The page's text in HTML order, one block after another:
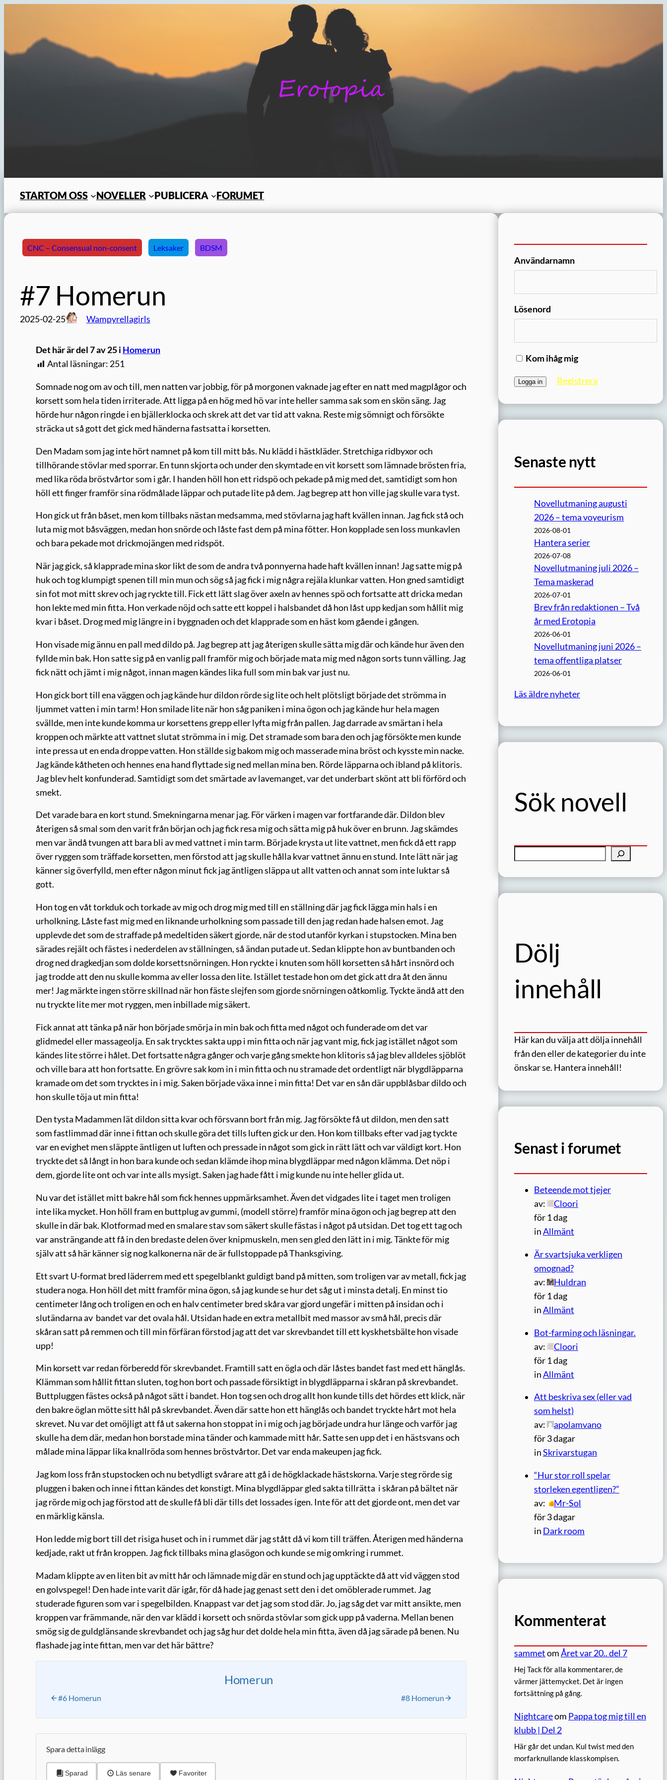
STARTOM OSS NOVELLER PUBLICERA FORUMET
CNC – Consensual non-consent Leksaker BDSM
#7 Homerun
2025-02-25 Wampyrellagirls
Det här är del 7 av 25 i Homerun
Antal läsningar: 251
Somnade nog om av och till, men natten var jobbig, för på morgonen vaknade jag efter en natt med magplågor och
korsett som hela tiden irriterade. Att ligga på en hög med hö var inte heller samma sak som en skön säng. Jag
hörde hur någon ringde i en bjällerklocka och skrek att det var tid att vakna. Reste mig sömnigt och försökte
sträcka ut så gott det gick med händerna fastsatta i korsetten.
Den Madam som jag inte hört namnet på kom till mitt bås. Nu klädd i hästkläder. Stretchiga ridbyxor och
tillhörande stövlar med sporrar. En tunn skjorta och under den skymtade en vit korsett som lämnade brösten fria,
med lika röda bröstvårtor som i går. I handen höll hon ett ridspö och pekade på mig med det, samtidigt som hon
höll ett finger framför sina rödmålade läppar och putade lite på dem. Jag begrep att hon ville jag skulle vara tyst.
Hon gick ut från båset, men kom tillbaks nästan medsamma, med stövlarna jag haft kvällen innan. Jag fick stå och
luta mig mot båsväggen, medan hon snörde och låste fast dem på mina fötter. Hon kopplade sen loss munkavlen
och bara pekade mot drickmojängen med ridspöt.
När jag gick, så klapprade mina skor likt de som de andra två ponnyerna hade haft kvällen innan! Jag satte mig på
huk och tog klumpigt spenen till min mun och sög så jag fick i mig några rejäla klunkar vatten. Hon gned samtidigt
sin fot mot mitt skrev och jag ryckte till. Fick ett lätt slag över axeln av hennes spö och fortsatte att dricka medan
hon lekte med min fitta. Hon verkade nöjd och satte ett koppel i halsbandet då hon låst upp kedjan som hållit mig
kvar i båset. Drog med mig längre in i byggnaden och det klapprade som en häst kom gående i gången.
Hon visade mig ännu en pall med dildo på. Jag begrep att jag återigen skulle sätta mig där och kände hur även den
fyllde min bak. Hon satte sig på en vanlig pall framför mig och började mata mig med någon sorts tunn välling. Jag
fick nätt och jämt i mig något, innan magen kändes lika full som min bak var just nu.
Hon gick bort till ena väggen och jag kände hur dildon rörde sig lite och helt plötsligt började det strömma in
ljummet vatten i min tarm! Hon smilade lite när hon såg paniken i mina ögon och jag kände hur hela magen
svällde, men inte kunde komma ur korsettens grepp eller lyfta mig från pallen. Jag darrade av smärtan i hela
kroppen och märkte att vattnet slutat strömma in i mig. Det stramade som bara den och jag försökte men kunde
inte pressa ut en enda droppe vatten. Hon ställde sig bakom mig och masserade mina bröst och kysste min nacke.
Jag kände kåtheten och hennes ena hand flyttade sig ned mellan mina ben. Rörde läpparna och ibland på klitoris.
Jag blev helt konfunderad. Samtidigt som det smärtade av lavemanget, var det underbart skönt att bli förförd och
smekt.
Det varade bara en kort stund. Smekningarna menar jag. För värken i magen var fortfarande där. Dildon blev
återigen så smal som den varit från början och jag fick resa mig och sätta mig på huk över en brunn. Jag skämdes
men var ändå tvungen att bara bli av med vattnet i min tarm. Började krysta ut lite vattnet, men fick då ett rapp
över ryggen som träffade korsetten, men förstod att jag skulle hålla kvar vattnet ännu en stund. Inte lätt när jag
känner sig överfylld, men efter någon minut fick jag äntligen släppa ut allt vatten och annat som inte luktar så
gott.
Hon tog en våt torkduk och torkade av mig och drog mig med till en ställning där jag fick lägga min hals i en
urholkning. Låste fast mig med en liknande urholkning som passade till den jag redan hade halsen emot. Jag
upplevde det som de straffade på medeltiden säkert gjorde, när de stod utanför kyrkan i stupstocken. Mina ben
särades rejält och fästes i nederdelen av ställningen, så ändan putade ut. Sedan klippte hon av buntbanden och
drog ned dragkedjan som dolde korsettsnörningen. Hon ryckte i knuten som höll korsetten så hårt insnörd och
jag trodde att den nu skulle komma av eller lossa den lite. Istället testade hon om det gick att dra åt den ännu
mer! Jag märkte ingen större skillnad när hon fäste slejfen som gjorde snörningen oåtkomlig. Tyckte ändå att den
nu tryckte lite mer mot ryggen, men inbillade mig säkert.
Fick annat att tänka på när hon började smörja in min bak och fitta med något och funderade om det var
glidmedel eller massageolja. En sak trycktes sakta upp i min fitta och när jag vant mig, fick jag istället något som
kändes lite större i hålet. Det fortsatte några gånger och varje gång smekte hon klitoris så jag blev alldeles sjöblöt
och ville bara att hon fortsatte. En grövre sak kom in i min fitta och nu stramade det ordentligt när blygdläpparna
kramade om det som trycktes in i mig. Saken började växa inne i min fitta! Det var en sån där uppblåsbar dildo och
hon skulle töja ut min fitta!
Den tysta Madammen lät dildon sitta kvar och försvann bort från mig. Jag försökte få ut dildon, men den satt
som fastlimmad där inne i fittan och skulle göra det tills luften gick ur den. Hon kom tillbaks efter vad jag tyckte
var en evighet men släppte äntligen ut luften och pressade in något som gick in rätt lätt och var väldigt kort. Hon
tryckte det så långt in hon bara kunde och sedan klämde ihop mina blygdläppar med någon klämma. Det nöp i
dem, gjorde lite ont och var inte alls mysigt. Saken jag hade fått i mig kunde nu inte heller glida ut.
Nu var det istället mitt bakre hål som fick hennes uppmärksamhet. Även det vidgades lite i taget men troligen
inte lika mycket. Hon höll fram en buttplug av gummi, (modell större) framför mina ögon och jag begrep att den
skulle in där bak. Klotformad med en smalare stav som säkert skulle fästas i något på utsidan. Det tog ett tag och
var ansträngande att få in den bredaste delen över knipmuskeln, men sen gled den lätt in i mig. Tänkte för mig
själv att så här känner sig nog kalkonerna när de är fullstoppade på Thanksgiving.
Ett svart U-format bred läderrem med ett spegelblankt guldigt band på mitten, som troligen var av metall, fick jag
studera noga. Hon höll det mitt framför mina ögon, så jag kunde se hur det såg ut i minsta detalj. En minst tio
centimeter lång och troligen en och en halv centimeter bred skåra var gjord ungefär i mitten på insidan och i
slutändarna av bandet var det ovala hål. Utsidan hade en extra metallbit med massor av små hål, precis där
skåran satt på remmen och till min förfäran förstod jag att det var skrevbandet till ett kyskhetsbälte hon visade
upp!
Min korsett var redan förberedd för skrevbandet. Framtill satt en ögla och där låstes bandet fast med ett hänglås.
Klämman som hållit fittan sluten, tog hon bort och passade försiktigt in blygdläpparna i skåran på skrevbandet.
Buttpluggen fästes också på något sätt i bandet. Hon tog sen och drog allt hon kunde tills det hördes ett klick, när
den bakre öglan mötte sitt hål på skrevbandet. Även där satte hon ett hänglås och bandet tryckte hårt mot hela
skrevet. Nu var det omöjligt att få ut sakerna hon stoppat in i mig och jag började undra hur länge och varför jag
skulle ha dem där, medan hon borstade mina tänder och kammade mitt hår. Satte sen upp det i en hästsvans och
målade mina läppar lika knallröda som hennes bröstvårtor. Det var enda makeupen jag fick.
Jag kom loss från stupstocken och nu betydligt svårare att gå i de högklackade hästskorna. Varje steg rörde sig
pluggen i baken och inne i fittan kändes det konstigt. Mina blygdläppar gled sakta tillrätta i skåran på bältet när
jag rörde mig och jag förstod att de skulle få bli där tills det lossades igen. Inte för att det gjorde ont, men det var
en märklig känsla.
Hon ledde mig bort till det risiga huset och in i rummet där jag stått då vi kom till träffen. Återigen med händerna
kedjade, rakt ut från kroppen. Jag fick tillbaks mina glasögon och kunde se mig omkring i rummet.
Madam klippte av en liten bit av mitt hår och lämnade mig där en stund och jag upptäckte då att vid väggen stod
en golvspegel! Den hade inte varit där igår, för då hade jag genast sett den i det omöblerade rummet. Jag
studerade figuren som var i spegelbilden. Knappast var det jag som stod där. Jo, jag såg det var mitt ansikte, men
kroppen var främmande, när den var klädd i korsett och snörda stövlar som gick upp på vaderna. Mellan benen
smög sig de guldglänsande skrevbandet och jag såg hur det dolde hela min fitta, även då jag särade på benen. Nu
flashade jag inte fittan, men var det här bättre?
Homerun
#6 Homerun #8 Homerun
Spara detta inlägg
Sparad Läs senare Favoriter
Användarnamn
Lösenord
Kom ihåg mig
Registrera
Senaste nytt
Novellutmaning augusti
2026 – tema voyeurism
2026-08-01
Hantera serier
2026-07-08
Novellutmaning juli 2026 –
Tema maskerad
2026-07-01
Brev från redaktionen – Två
år med Erotopia
2026-06-01
Novellutmaning juni 2026 –
tema offentliga platser
2026-06-01
Läs äldre nyheter
Sök novell
k
Dölj
innehåll
Här kan du välja att dölja innehåll
från den eller de kategorier du inte
önskar se. Hantera innehåll!
Senast i forumet
Beteende mot tjejer
av:
Cloori
för 1 dag
inAllmänt
Är svartsjuka verkligen
omognad?
av:
Huldran
för 1 dag
inAllmänt
Bot-farming och läsningar.
av:
Cloori
för 1 dag
inAllmänt
Att beskriva sex (eller vad
som helst)
av:
apolamvano
för 3 dagar
inSkrivarstugan
“Hur stor roll spelar
storleken egentligen?”
av:
Mr-Sol
för 3 dagar
in Dark room
Kommenterat
sammetomÅret var 20.. del 7
Hej Tack för alla kommentarer, de
värmer jättemycket. Det är ingen
fortsättning på gång.
Nightcareom Pappa tog mig till en
klubb | Del 2
Här går det undan. Kul twist med den
morfarknullande klasskompisen.